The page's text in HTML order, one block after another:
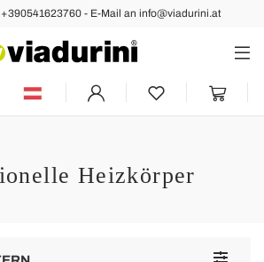
- E-Mail an info@viadurini.at
Heizkörper
Toggle